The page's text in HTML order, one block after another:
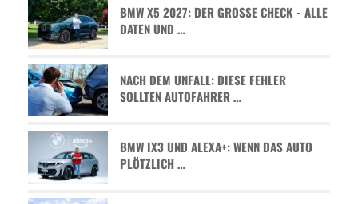
BMW X5 2027: DER GROSSE CHECK - ALLE D
ATEN UND …
NACH DEM UNFALL: DIESE FEHLER
SOLLTEN AUTOFAHRER …
BMW IX3 UND ALEXA+: WENN DAS AUTO
PLÖTZLICH …